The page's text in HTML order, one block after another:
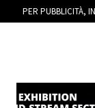
PER PUBBLICITÀ,